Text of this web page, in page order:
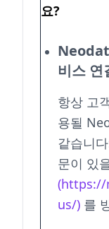
요?
비스 연
항상 고
용될
같습니
문이 있
(https://
us/) 를